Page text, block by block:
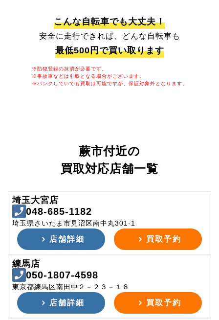
こんな自転車でも大丈夫！
安全に走行できれば、どんな自転車も
最低500円で買い取ります
※防犯登録の抹消が必要です。
※事故車などは引取となる場合がございます。
※パンクしていても買取は可能ですが、保証対象外となります。
蕨市付近の
買取対応店舗一覧
埼玉大宮店
048-685-1182
埼玉県さいたま市見沼区南中丸301-1
店舗詳細 買取予約
練馬店
050-1807-4598
東京都練馬区南田中２－２３－１８
店舗詳細 買取予約